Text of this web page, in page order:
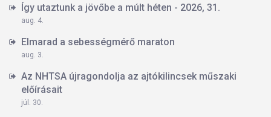
Így utaztunk a jövőbe a múlt héten - 2026, 31.
aug. 4.
Elmarad a sebességmérő maraton
aug. 3.
Az NHTSA újragondolja az ajtókilincsek műszaki
előírásait
júl. 30.